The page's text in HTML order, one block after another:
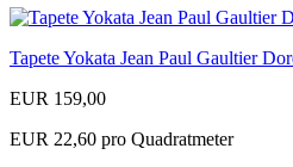
Tapete Yokata Jean Paul Gaultier
EUR 159,00
EUR 22,60 pro Quadratmeter